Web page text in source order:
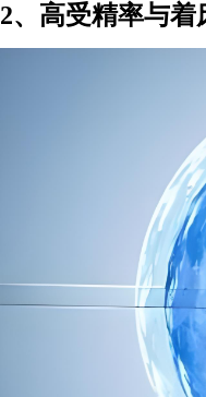
2、高受精率与着